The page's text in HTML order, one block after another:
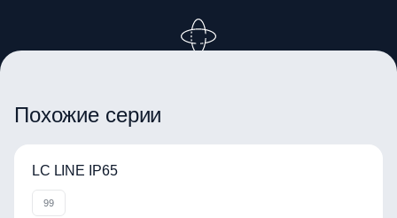
Похожие серии
LC LINE IP65
99